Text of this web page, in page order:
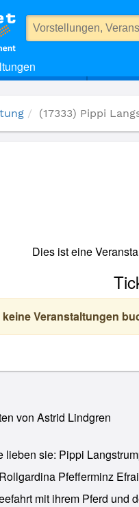
(17333) Pippi
Dies ist eine
Veranstaltungen
von Astrid Lindgren
lieben sie: Pippi
Pfefferminz
mit ihrem Pferd und